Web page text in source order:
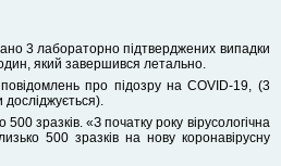
3 лабораторно підтверджених випадки
який завершився летально.
про підозру на COVID-19, (3
досліджується).
зразків. «З початку року вірусологічна
500 зразків на нову коронавірусну